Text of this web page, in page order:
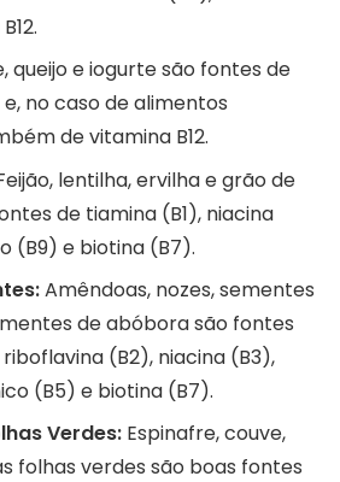
queijo e iogurte são fontes de
no caso de alimentos
de vitamina B12.
lentilha, ervilha e grão de
de tiamina (B1), niacina
(B9) e biotina (B7).
Amêndoas, nozes, sementes
de abóbora são fontes
(B2), niacina (B3),
(B5) e biotina (B7).
Verdes: Espinafre, couve,
folhas verdes são boas fontes